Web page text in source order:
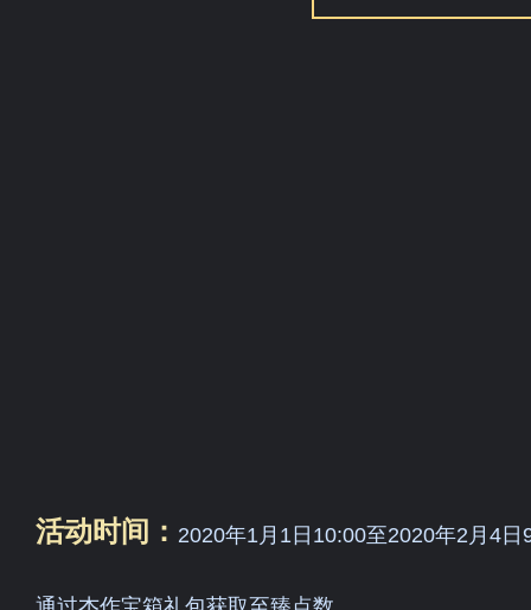
活动时间： 2020年1月1日10:00至2020年2月4日